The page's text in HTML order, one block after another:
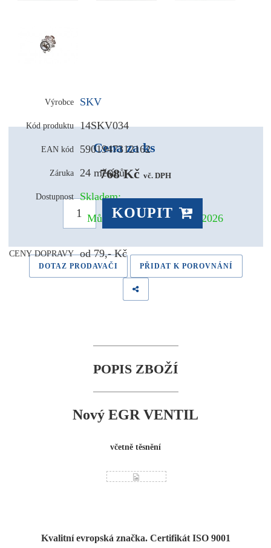
Výrobce SKV
Kód produktu 14SKV034
EAN kód 5901947312162
Záruka 24 měsíců
Dostupnost
Skladem:
Může být u Vás už 11.08.2026
CENY DOPRAVY od 79,- Kč
Cena za ks
768 Kč vč. DPH
KOUPIT
DOTAZ PRODAVAČI PŘIDAT K POROVNÁNÍ
POPIS ZBOŽÍ
Nový EGR VENTIL
včetně těsnění
Kvalitní evropská značka. Certifikát ISO 9001